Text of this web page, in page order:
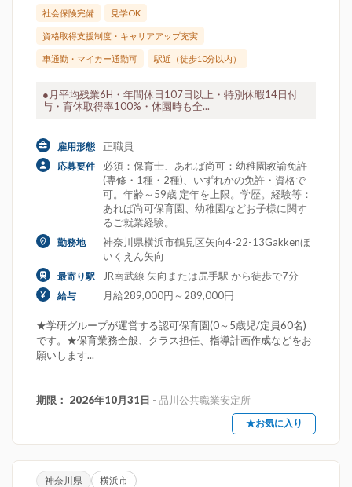
社会保険完備 見学OK
資格取得支援制度・キャリアアップ充実
車通勤・マイカー通勤可 駅近（徒歩10分以内）
●月平均残業6H・年間休日107日以上・特別休暇14日付
与・育休取得率100%・休園時も全...
雇用形態 正職員
応募要件
必須：保育士、あれば尚可：幼稚園教諭免許
(専修・1種・2種)、いずれかの免許・資格で
可。年齢～59歳 定年を上限。学歴。経験等：
あれば尚可保育園、幼稚園などお子様に関す
るご就業経験。
勤務地
神奈川県横浜市鶴見区矢向4-22-13Gakkenほ
いくえん矢向
最寄り駅 JR南武線 矢向または尻手駅 から徒歩で7分
給与 月給289,000円～289,000円
★学研グループが運営する認可保育園(0～5歳児/定員60名)
です。★保育業務全般、クラス担任、指導計画作成などをお
願いします...
期限： 2026年10月31日 - 品川公共職業安定所
★お気に入り
神奈川県 横浜市